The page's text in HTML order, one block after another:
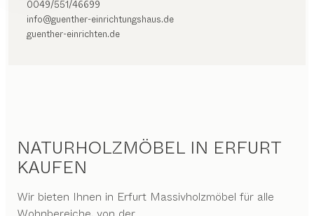
0049/551/46699
info@guenther-einrichtungshaus.de
guenther-einrichten.de
NATURHOLZMÖBEL IN ERFURT
KAUFEN
Wir bieten Ihnen in Erfurt Massivholzmöbel für alle